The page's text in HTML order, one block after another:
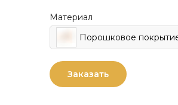
Материал
Порошковое
Заказать